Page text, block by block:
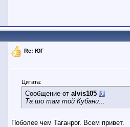
Re: ЮГ
Цитата:
Сообщение от alvis105
Та шо там той Кубани...
Поболее чем Таганрог. Всем привет.